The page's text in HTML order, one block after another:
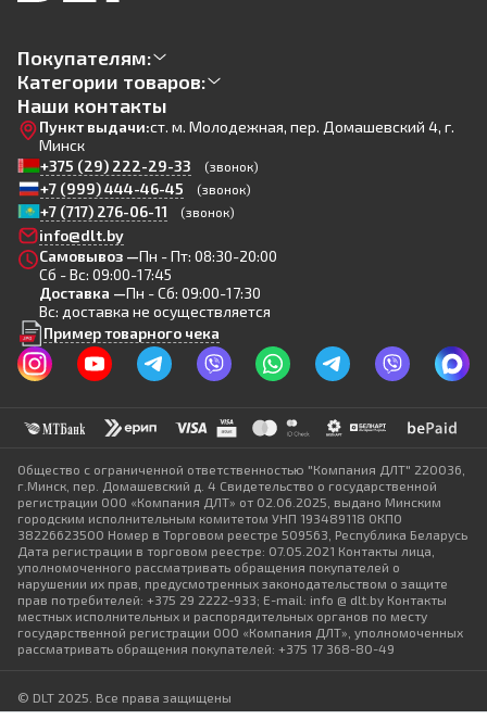
Покупателям:
Категории товаров:
Наши контакты
Пункт выдачи:ст. м. Молодежная, пер. Домашевский 4, г.
Минск
+375 (29) 222-29-33
(звонок)
+7 (999) 444-46-45 (звонок)
+7 (717) 276-06-11 (звонок)
info@dlt.by
Самовывоз —Пн - Пт: 08:30-20:00
Сб - Вс: 09:00-17:45
Доставка —Пн - Сб: 09:00-17:30
Вс: доставка не осуществляется
Пример товарного чека
Общество с ограниченной ответственностью "Компания ДЛТ" 220036,
г.Минск, пер. Домашевский д. 4 Свидетельство о государственной
регистрации ООО «Компания ДЛТ» от 02.06.2025, выдано Минским
городским исполнительным комитетом УНП 193489118 ОКПО
38226623500 Номер в Торговом реестре 509563, Республика Беларусь
Дата регистрации в торговом реестре: 07.05.2021 Контакты лица,
уполномоченного рассматривать обращения покупателей о
нарушении их прав, предусмотренных законодательством о защите
прав потребителей: +375 29 2222-933; E-mail: info @ dlt.by Контакты
местных исполнительных и распорядительных органов по месту
государственной регистрации ООО «Компания ДЛТ», уполномоченных
рассматривать обращения покупателей: +375 17 368-80-49
© DLT 2025. Все права защищены
Политика конфиденциальности